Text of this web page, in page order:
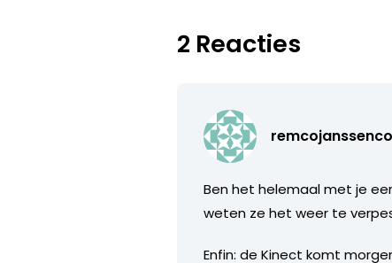
2 Reacties
Ben het helemaal met je
weten ze het weer te
Enfin: de Kinect komt